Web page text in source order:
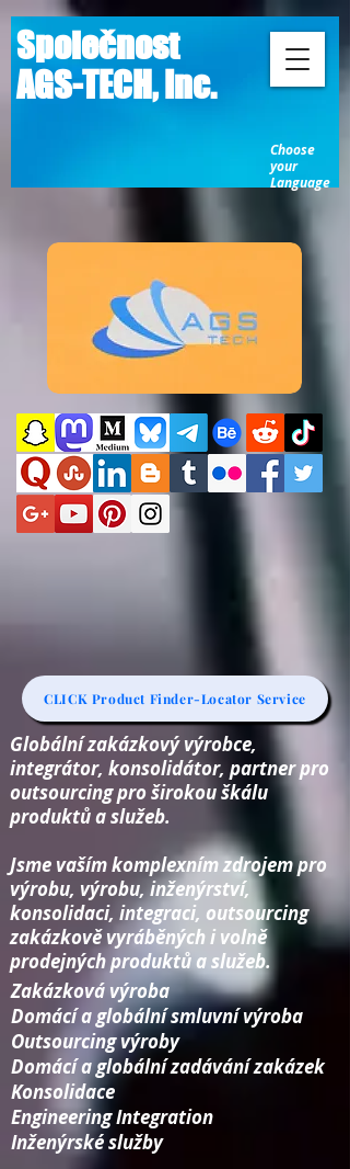
Společnost
AGS-TECH, Inc.
Choose
your
Language
CLICK Product Finder-Locator Service
Globální zakázkový výrobce,
integrátor, konsolidátor, partner pro
outsourcing pro širokou škálu
produktů a služeb.
Jsme vaším komplexním zdrojem pro
výrobu, výrobu, inženýrství,
konsolidaci, integraci, outsourcing
zakázkově vyráběných i volně
prodejných produktů a služeb.
Zakázková výroba
Domácí a globální smluvní výroba
Outsourcing výroby
Domácí a globální zadávání zakázek
Konsolidace​
Engineering Integration​
Inženýrské služby